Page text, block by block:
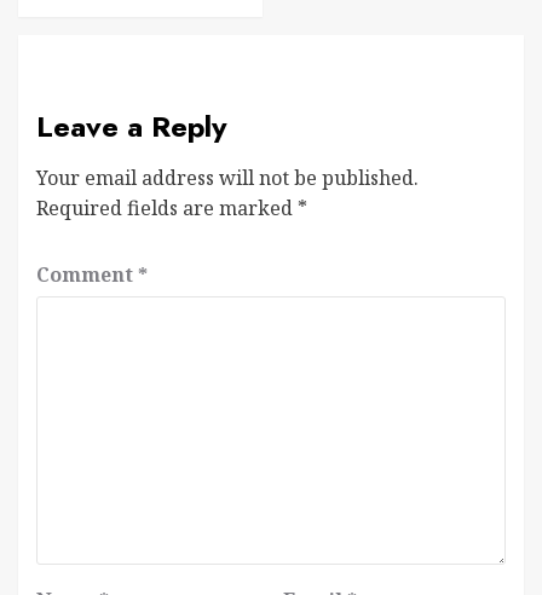
Leave a Reply
Your email address will not be published.
Required fields are marked *
Comment *